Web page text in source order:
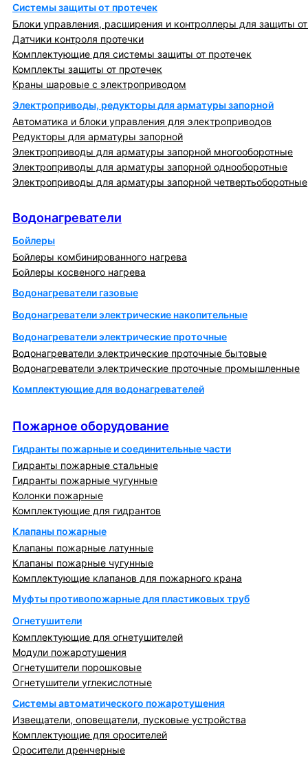
Системы защиты от протечек
Блоки управления, расширения и контроллеры для защиты
Датчики контроля протечки
Комплектующие для системы защиты от протечек
Комплекты защиты от протечек
Краны шаровые с электроприводом
Электроприводы, редукторы для арматуры запорной
Автоматика и блоки управления для электроприводов
Редукторы для арматуры запорной
Электроприводы для арматуры запорной многооборотные
Электроприводы для арматуры запорной однооборотные
Электроприводы для арматуры запорной четвертьоборотные
Водонагреватели
Бойлеры
Бойлеры комбинированного нагрева
Бойлеры косвеного нагрева
Водонагреватели газовые
Водонагреватели электрические накопительные
Водонагреватели электрические проточные
Водонагреватели электрические проточные бытовые
Водонагреватели электрические проточные промышленные
Комплектующие для водонагревателей
Пожарное оборудование
Гидранты пожарные и соединительные части
Гидранты пожарные стальные
Гидранты пожарные чугунные
Колонки пожарные
Комплектующие для гидрантов
Клапаны пожарные
Клапаны пожарные латунные
Клапаны пожарные чугунные
Комплектующие клапанов для пожарного крана
Муфты противопожарные для пластиковых труб
Огнетушители
Комплектующие для огнетушителей
Модули пожаротушения
Огнетушители порошковые
Огнетушители углекислотные
Системы автоматического пожаротушения
Извещатели, оповещатели, пусковые устройства
Комплектующие для оросителей
Оросители дренчерные